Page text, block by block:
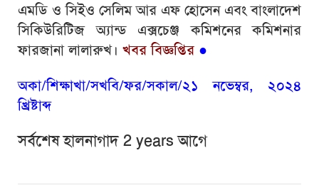
এমডি ও সিইও সেলিম আর এফ হোসেন এবং বাংলাদেশ
সিকিউরিটিজ অ্যান্ড এক্সচেঞ্জ কমিশনের কমিশনার
ফারজানা লালারুখ। খবর বিজ্ঞপ্তির●
অকা/শিক্ষাখা/সখবি/ফর/সকাল/২১ নভেম্বর, ২০২৪
খ্রিষ্টাব্দ
সর্বশেষ হালনাগাদ 2 years আগে